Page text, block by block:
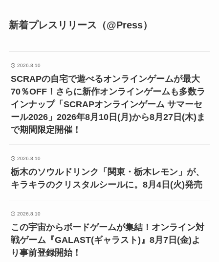
新着プレスリリース（@Press）
2026.8.10
SCRAPの自宅で遊べるオンラインゲームが最大
70％OFF！さらに新作オンラインゲームも多数ラ
インナップ「SCRAPオンラインゲーム サマーセ
ール2026」2026年8月10日(月)から8月27日(木)ま
で期間限定開催！
2026.8.10
栃木のソウルドリンク「関東・栃木レモン」が、
キラキラのクリスタルシールに。8月4日(火)発売
2026.8.10
この宇宙からボードゲームが集結！オンライン対
戦ゲーム『GALAST(ギャラスト)』8月7日(金)よ
り事前登録開始！